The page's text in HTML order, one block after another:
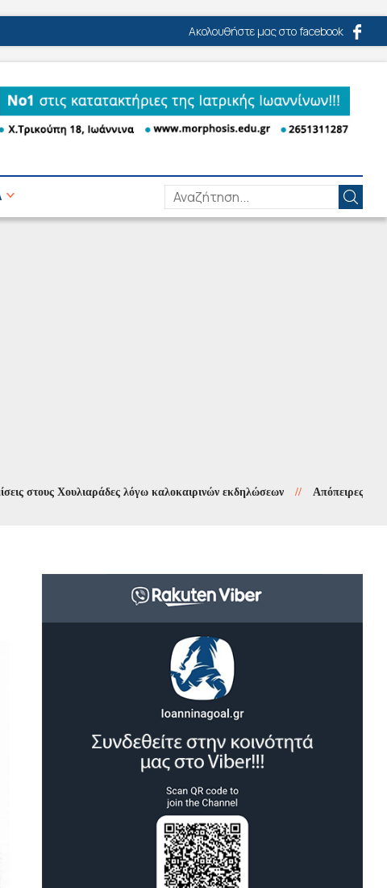
Ακολουθήστε μας στο facebook
Χουλιαράδες λόγω καλοκαιρινών εκδηλώσεων // Απόπειρες